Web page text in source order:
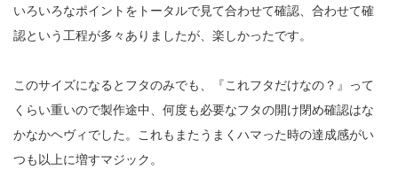
いろいろなポイントをトータルで見て合わせて確認、合わせて確
認という工程が多々ありましたが、楽しかったです。
このサイズになるとフタのみでも、『これフタだけなの？』って
くらい重いので製作途中、何度も必要なフタの開け閉め確認はな
かなかヘヴィでした。これもまたうまくハマった時の達成感がい
つも以上に増すマジック。